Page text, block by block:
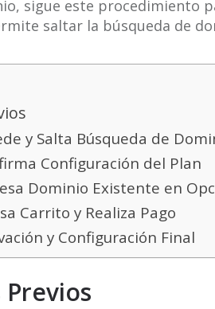
sigue este procedimiento
saltar la búsqueda de
y Salta Búsqueda de
Configuración del Plan
Dominio Existente en
Carrito y Realiza Pago
y Configuración Final